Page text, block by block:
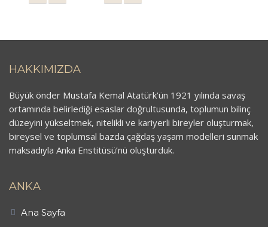
HAKKIMIZDA
Büyük önder Mustafa Kemal Atatürk’ün 1921 yılında savaş
ortamında belirlediği esaslar doğrultusunda, toplumun bilinç
düzeyini yükseltmek, nitelikli ve kariyerli bireyler oluşturmak,
bireysel ve toplumsal bazda çağdaş yaşam modelleri sunmak
maksadıyla Anka Enstitüsü’nü oluşturduk.
ANKA
Ana Sayfa